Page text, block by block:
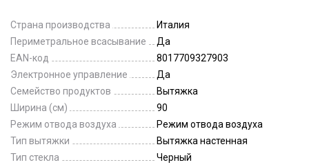
Страна производства
Италия
Периметральное всасывание
Да
EAN-код
8017709327903
Электронное управление
Да
Семейство продуктов
Вытяжка
Ширина (см)
90
Режим отвода воздуха
Режим отвода воздуха
Тип вытяжки
Вытяжка настенная
Тип стекла
Черный